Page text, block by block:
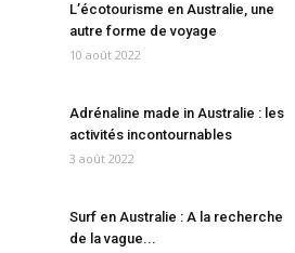
L’écotourisme en Australie, une
autre forme de voyage
10 août 2022
Adrénaline made in Australie : les
activités incontournables
3 août 2022
Surf en Australie : A la recherche
de la vague...